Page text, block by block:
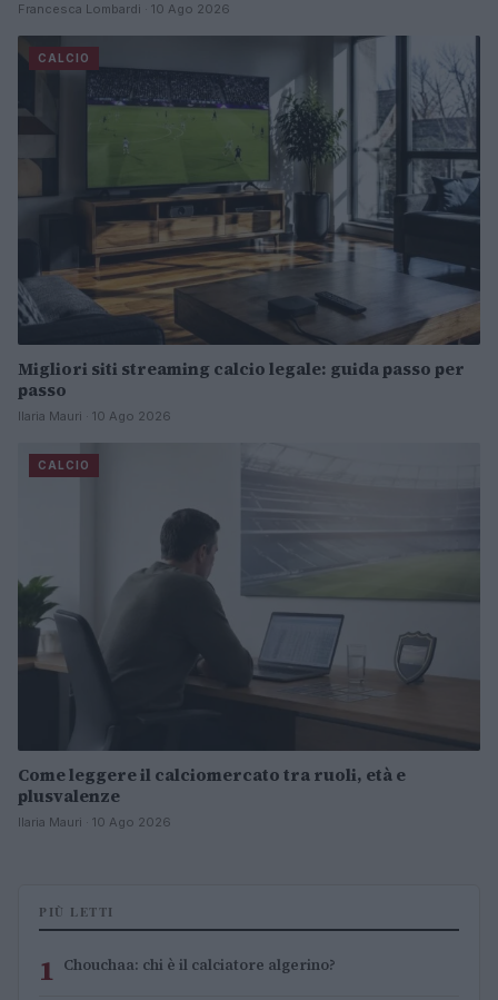
Francesca Lombardi · 10 Ago 2026
CALCIO
Migliori siti streaming calcio legale: guida passo per
passo
Ilaria Mauri · 10 Ago 2026
CALCIO
Come leggere il calciomercato tra ruoli, età e
plusvalenze
Ilaria Mauri · 10 Ago 2026
PIÙ LETTI
1 Chouchaa: chi è il calciatore algerino?